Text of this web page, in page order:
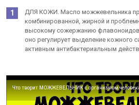
ДЛЯ КОЖИ. Масло можжевельника
комбинированной, жирной и
высокому сожержанию флавоноидов
оно регулирует выделение кожного
активным антибактериальным